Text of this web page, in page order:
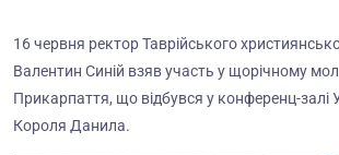
16 червня ректор Таврійського
Валентин Синій взяв участь у щорічному
Прикарпаття, що відбувся у конференц-залі
Короля Данила.